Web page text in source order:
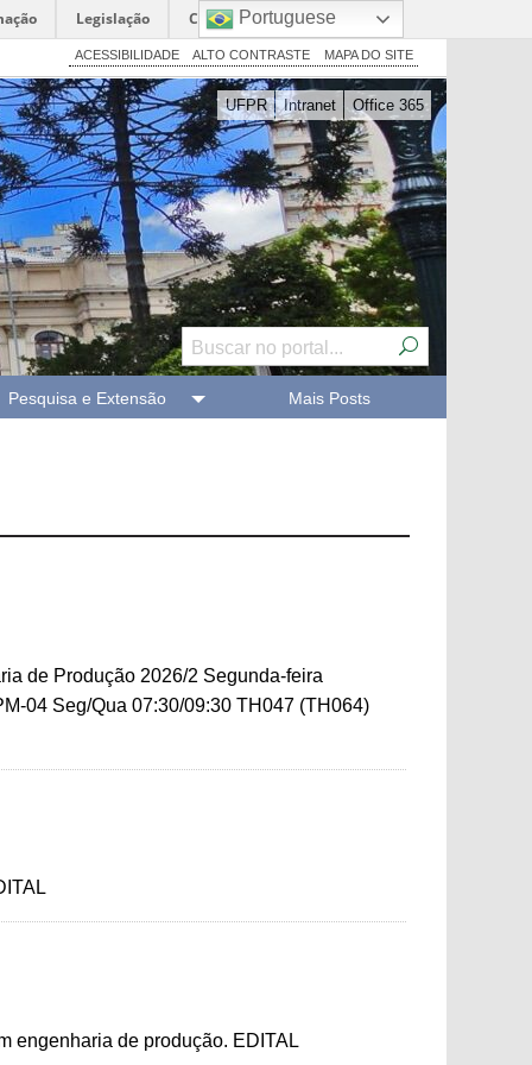
Legislação Canais
ACESSIBILIDADE ALTO CONTRASTE MAPA DO SITE
UFPR Intranet Office 365
Pesquisa e Extensão Mais Posts
de Produção 2026/2 Segunda-feira
04 Seg/Qua 07:30/09:30 TH047 (TH064)
engenharia de produção. EDITAL
Portuguese